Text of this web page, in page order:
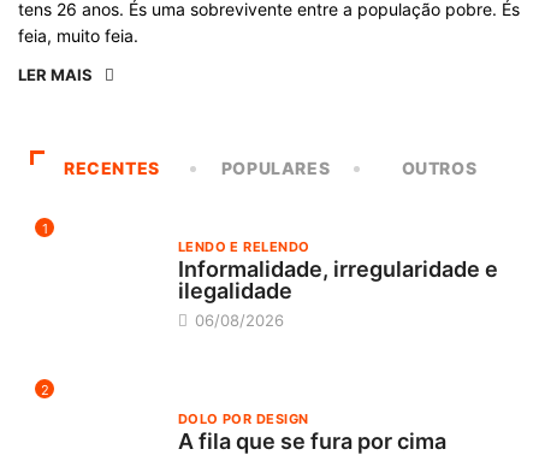
tens 26 anos. És uma sobrevivente entre a população pobre. És
feia, muito feia.
LER MAIS
RECENTES POPULARES OUTROS
1
LENDO E RELENDO
Informalidade, irregularidade e
ilegalidade
06/08/2026
2
DOLO POR DESIGN
A fila que se fura por cima